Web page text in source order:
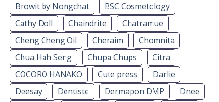
Browit by Nongchat
BSC Cosmetology
Cathy Doll
Chaindrite
Chatramue
Cheng Cheng Oil
Cheraim
Chomnita
Chua Hah Seng
Chupa Chups
Citra
COCORO HANAKO
Cute press
Darlie
Deesay
Dentiste Dermapon DMP
Dnee